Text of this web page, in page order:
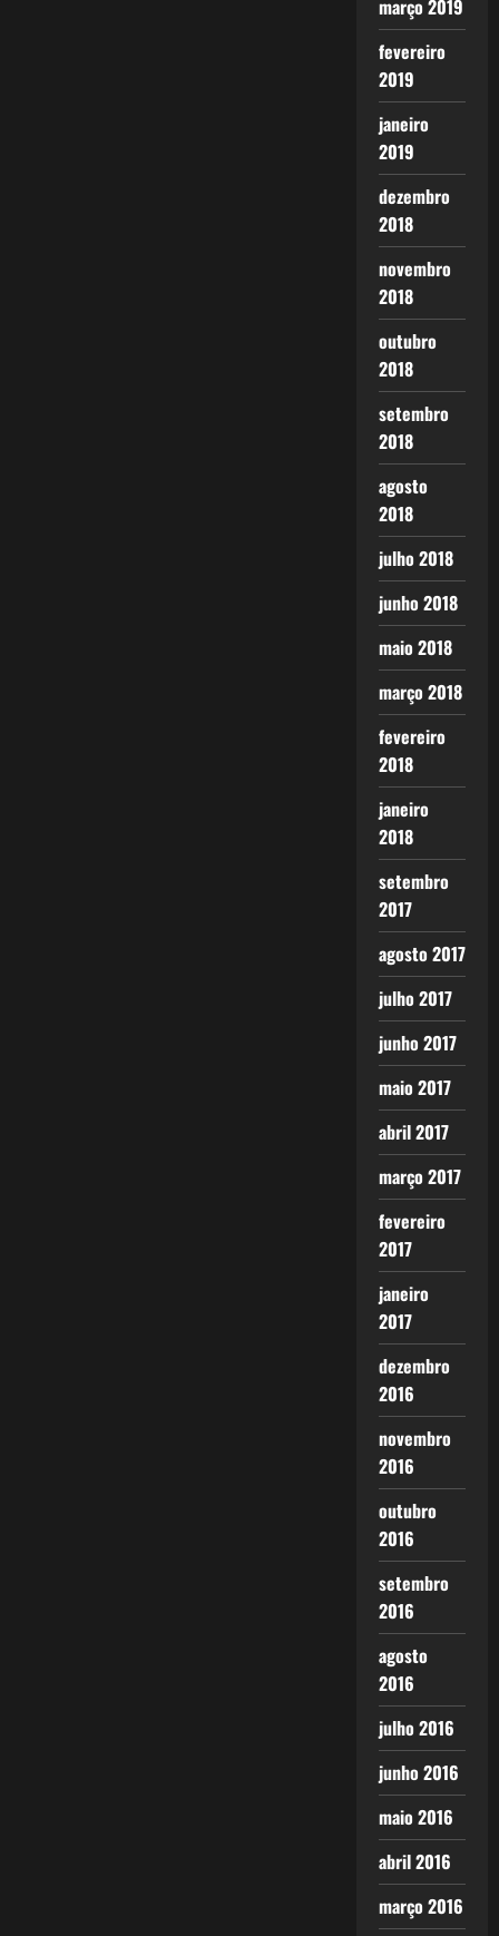
março 2019
fevereiro
2019
janeiro
2019
dezembro
2018
novembro
2018
outubro
2018
setembro
2018
agosto
2018
julho 2018
junho 2018
maio 2018
março 2018
fevereiro
2018
janeiro
2018
setembro
2017
agosto 2017
julho 2017
junho 2017
maio 2017
abril 2017
março 2017
fevereiro
2017
janeiro
2017
dezembro
2016
novembro
2016
outubro
2016
setembro
2016
agosto
2016
julho 2016
junho 2016
maio 2016
abril 2016
março 2016